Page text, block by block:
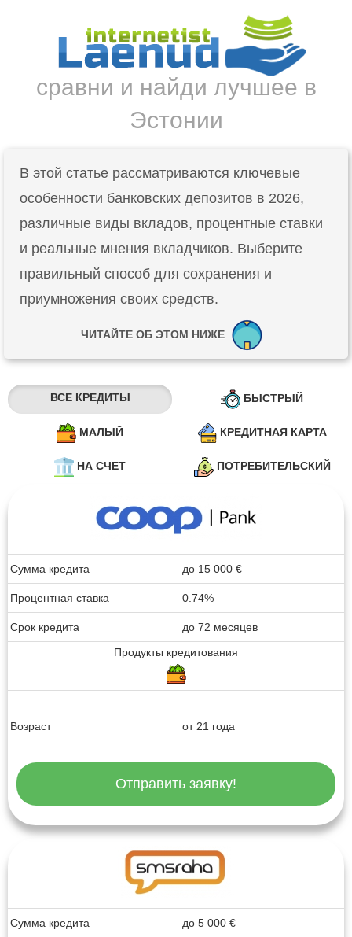
сравни и найди лучшее в
Эстонии
В этой статье рассматриваются ключевые
особенности банковских депозитов в 2026,
различные виды вкладов, процентные ставки
и реальные мнения вкладчиков. Выберите
правильный способ для сохранения и
приумножения своих средств.
ЧИТАЙТЕ ОБ ЭТОМ НИЖЕ
ВСЕ КРЕДИТЫ БЫСТРЫЙ
МАЛЫЙ КРЕДИТНАЯ КАРТА
НА СЧЕТ ПОТРЕБИТЕЛЬСКИЙ
Сумма кредита до 15 000 €
Процентная ставка 0.74%
Срок кредита
до 72 месяцев
Продукты кредитования
Возраст от 21 года
Отправить заявку!
Сумма кредита до 5 000 €